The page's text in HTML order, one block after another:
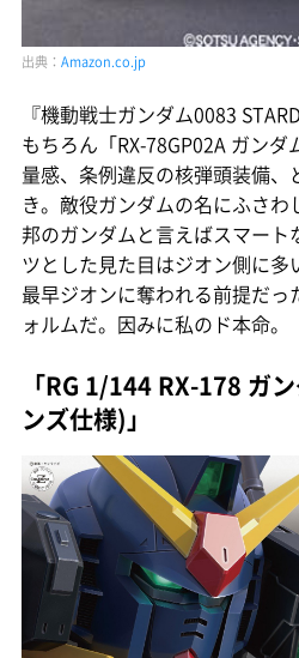
出典： Amazon.co.jp
『機動戦士ガンダム0083
もちろん「RX-78GP02A ガン
量感、条例違反の核弾頭装備
き。敵役ガンダムの名にふさ
邦のガンダムと言えばスマート
ツとした見た目はジオン側に多
最早ジオンに奪われる前提だ
ォルムだ。因みに私のド本命。
「RG 1/144 RX-178 ガ
ンズ仕様)」